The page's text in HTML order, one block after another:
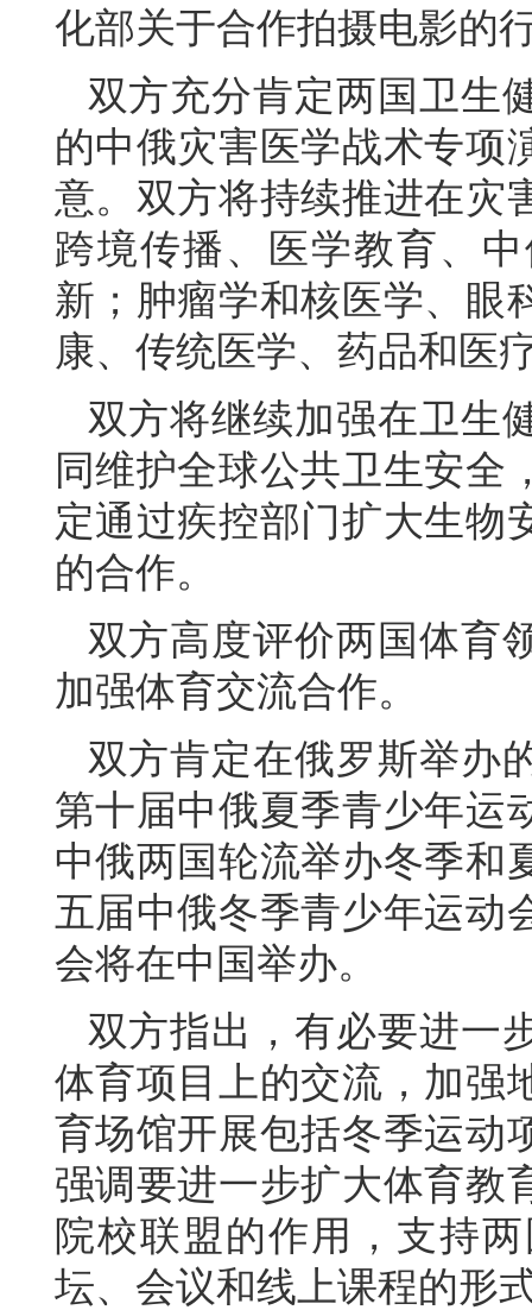
化部关于合作拍摄电影的
双方充分肯定两国卫生
的中俄灾害医学战术专项
意。双方将持续推进在灾
跨境传播、医学教育、
新；肿瘤学和核医学、眼
康、传统医学、药品和医
双方将继续加强在卫生
同维护全球公共卫生安全
定通过疾控部门扩大生物
的合作。
双方高度评价两国体育
加强体育交流合作。
双方肯定在俄罗斯举办
第十届中俄夏季青少年运
中俄两国轮流举办冬季和
五届中俄冬季青少年运动
会将在中国举办。
双方指出，有必要进一
体育项目上的交流，加强
育场馆开展包括冬季运动
强调要进一步扩大体育教
院校联盟的作用，支持
坛、会议和线上课程的形